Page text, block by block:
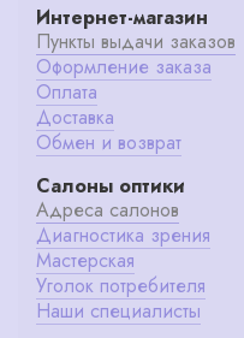
Интернет-магазин
Пункты выдачи заказов
Оформление заказа
Оплата
Доставка
Обмен и возврат
Салоны оптики
Адреса салонов
Диагностика зрения
Мастерская
Уголок потребителя
Наши специалисты